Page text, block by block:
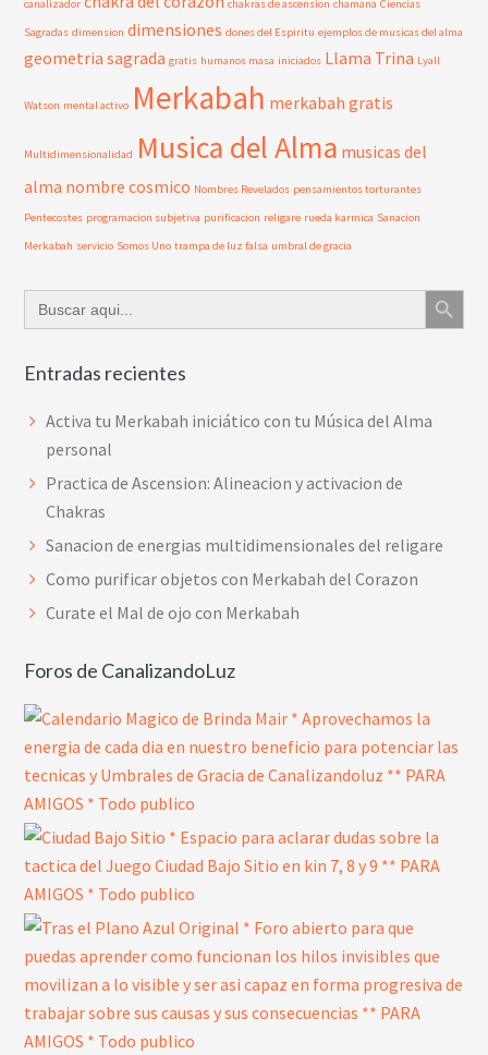
canalizador chakras de ascension chamana Ciencias
Sagradas dimension dimensiones dones del Espiritu ejemplos de musicas del alma
geometria sagrada gratis humanos masa iniciados Llama Trina Lyall
Watson mental activo Merkabah merkabah gratis
Multidimensionalidad Musica del Alma musicas del
alma nombre cosmico Nombres Revelados pensamientos torturantes
Pentecostes programacion subjetiva purificacion religare rueda karmica Sanacion
Merkabah servicio Somos Uno trampa de luz falsa umbral de gracia
Buscar: Botón de
Entradas recientes
Activa tu Merkabah iniciático con tu Música del Alma
personal
Practica de Ascension: Alineacion y activacion de
Chakras
Sanacion de energias multidimensionales del religare
Como purificar objetos con Merkabah del Corazon
Curate el Mal de ojo con Merkabah
Foros de CanalizandoLuz